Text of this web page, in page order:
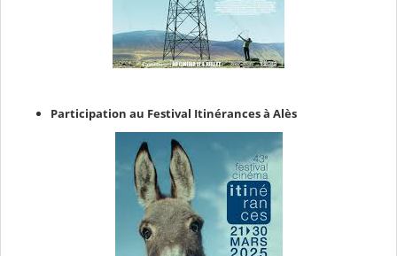
Participation au Festival Itinérances à Alès